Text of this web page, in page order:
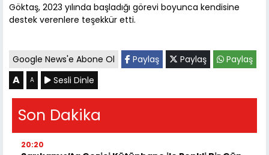
Göktaş, 2023 yılında başladığı görevi boyunca kendisine
destek verenlere teşekkür etti.
Google News'e Abone Ol Paylaş Paylaş Paylaş
A A Sesli Dinle
Son Dakika
20:20